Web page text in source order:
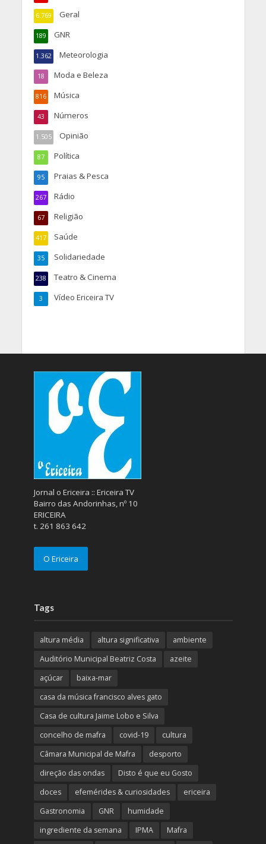
Geral
6.769
GNR
189
Meteorologia
1.362
Moda e Beleza
18
Música
816
Números
43
Opinião
1.505
Política
87
Praias & Pesca
95
Rádio
267
Religião
67
Saúde
417
Solidariedade
35
Teatro & Cinema
238
Vídeo Ericeira TV
3
Jornal o Ericeira :: Ericeira TV
Bairro das Andorinhas, nº 10
ERICEIRA
t. 261 863 642
O Ericeira
Tags
altura média altura significativa
ambiente
Auditório Municipal Beatriz Costa
azeite
açúcar
baixa-mar
casa da música francisco alves gato
Casa de cultura Jaime Lobo e Silva
concelho de mafra
covid-19
cultura
Câmara Municipal de Mafra
desporto
direção das ondas
Disto é que eu Gosto
doces
efemérides & curiosidades
ericeira
Gastronomia
GNR
humidade
ingrediente da semana
IPMA Mafra